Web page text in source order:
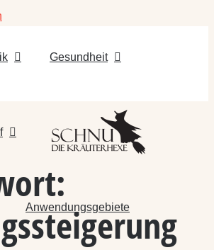
Gesundheit
Anwendungsgebiete